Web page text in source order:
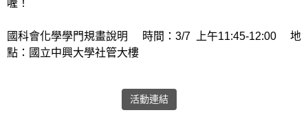
喔！
國科會化學學門規畫說明 時間：3/7 上午11:45-12:00 地
點：國立中興大學社管大樓
活動連結